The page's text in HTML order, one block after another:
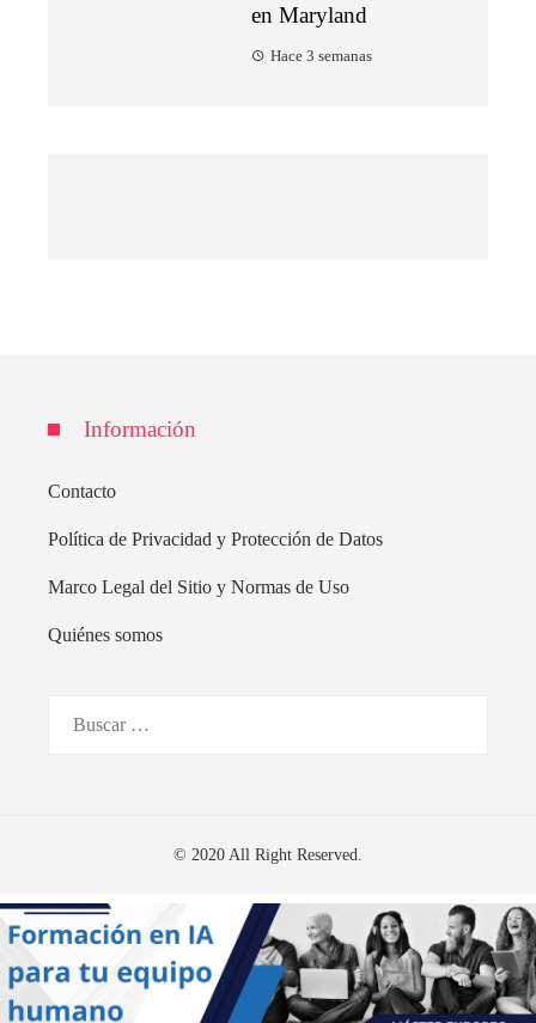
en Maryland
Hace 3 semanas
Información
Contacto
Política de Privacidad y Protección de Datos
Marco Legal del Sitio y Normas de Uso
Quiénes somos
© 2020 All Right Reserved.